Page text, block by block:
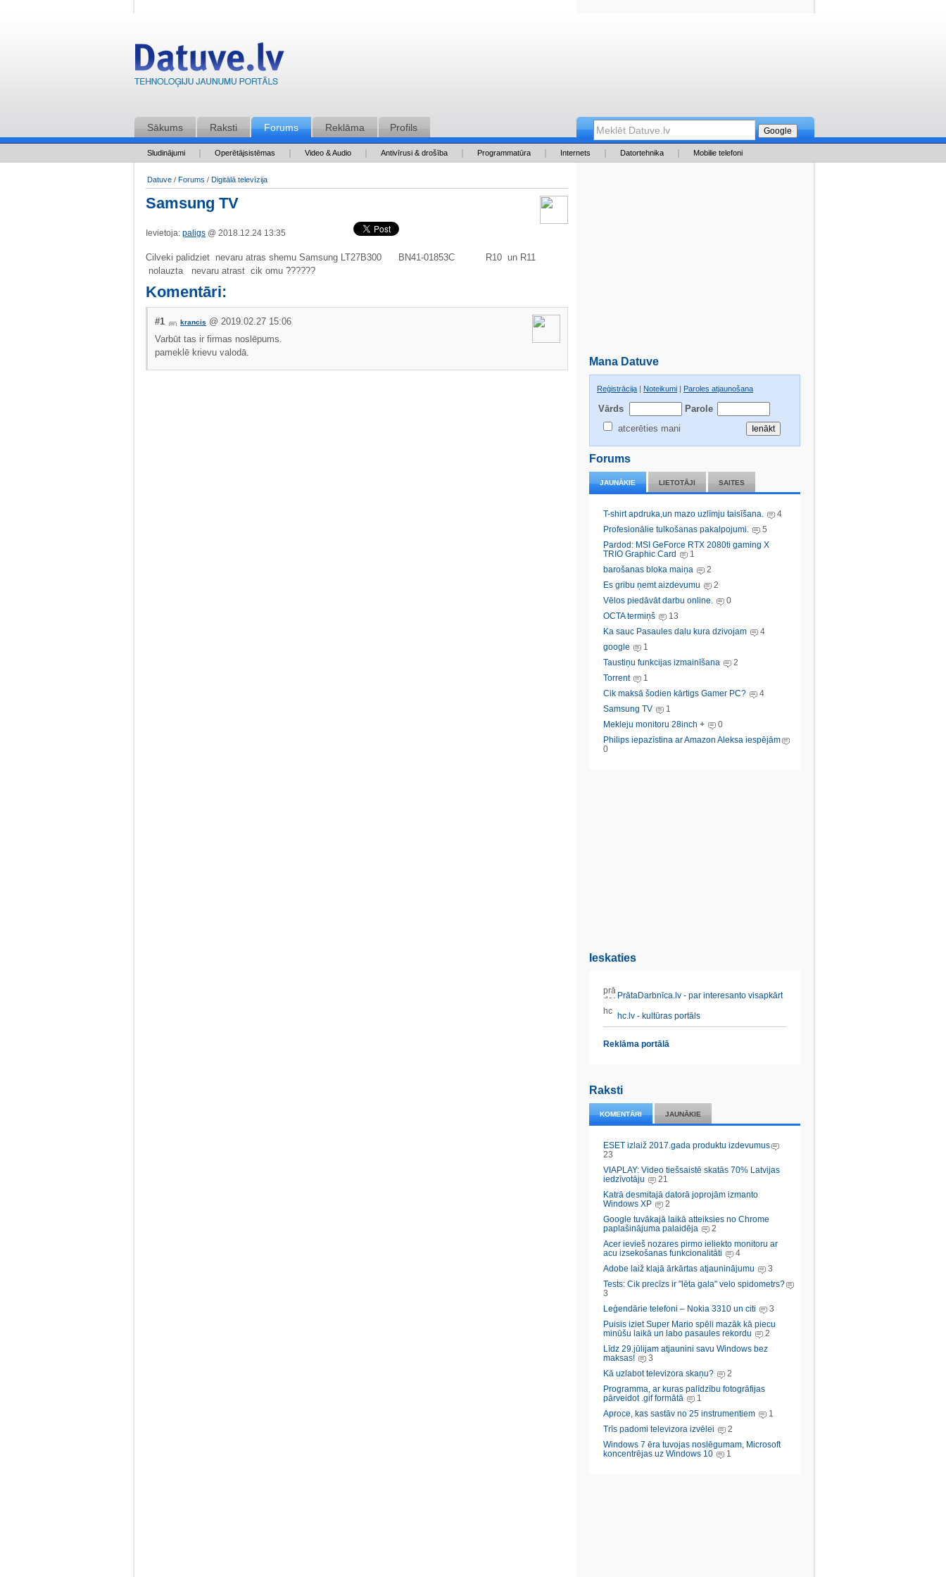
Sākums Raksti Forums Reklāma Profils
Sludinājumi Operētājsistēmas Video & Audio Antivīrusi & drošība Programmatūra Internets Datortehnika Mobilie telefoni
Mana Datuve
Reģistrācija | Noteikumi | Paroles atjaunošana
Vārds
Parole
atcerēties mani
Forums
JAUNĀKIE LIETOTĀJI SAITES
T-shirt apdruka,un mazo uzlīmju taisīšana.
4
Profesionālie tulkošanas pakalpojumi.
5
Pardod: MSI GeForce RTX 2080ti gaming X
TRIO Graphic Card
1
barošanas bloka maiņa
2
Es gribu ņemt aizdevumu
2
Vēlos piedāvāt darbu online.
0
OCTA termiņš
13
Ka sauc Pasaules dalu kura dzivojam
4
google
1
Taustiņu funkcijas izmainīšana
2
Torrent
1
Cik maksā šodien kārtigs Gamer PC?
4
Samsung TV
1
Mekleju monitoru 28inch +
0
Philips iepazīstina ar Amazon Aleksa iespējām
0
Ieskaties
PrātaDarbnīca.lv - par interesanto visapkārt
hc.lv - kultūras portāls
Reklāma portālā
Raksti
KOMENTĀRI JAUNĀKIE
ESET izlaiž 2017.gada produktu izdevumus
23
VIAPLAY: Video tiešsaistē skatās 70% Latvijas
iedzīvotāju
21
Katrā desmitajā datorā joprojām izmanto
Windows XP
2
Google tuvākajā laikā atteiksies no Chrome
paplašinājuma palaidēja
2
Acer ievieš nozares pirmo ieliekto monitoru ar
acu izsekošanas funkcionalitāti
4
Adobe laiž klajā ārkārtas atjauninājumu
3
Tests: Cik precīzs ir "lēta gala" velo spidometrs?
3
Leģendārie telefoni – Nokia 3310 un citi
3
Puisis iziet Super Mario spēli mazāk kā piecu
minūšu laikā un labo pasaules rekordu
2
Līdz 29.jūlijam atjaunini savu Windows bez
maksas!
3
Kā uzlabot televizora skaņu?
2
Programma, ar kuras palīdzību fotogrāfijas
pārveidot .gif formātā
1
Aproce, kas sastāv no 25 instrumentiem
1
Trīs padomi televizora izvēlei
2
Windows 7 ēra tuvojas noslēgumam, Microsoft
koncentrējas uz Windows 10
1
Datuve / Forums / Digitālā televīzija
Samsung TV
Ievietoja: paligs @ 2018.12.24 13:35
Cilveki palidziet nevaru atras shemu Samsung LT27B300 BN41-01853C R10 un R11
nolauzta nevaru atrast cik omu ??????
Komentāri:
#1 krancis @ 2019.02.27 15:06
Varbūt tas ir firmas noslēpums.
pameklē krievu valodā.